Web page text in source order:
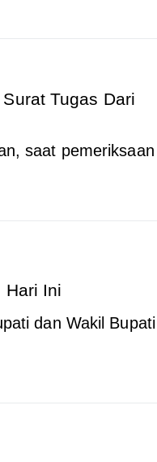
Tugas Dari
saat pemeriksaan
Hari Ini
dan Wakil Bupati